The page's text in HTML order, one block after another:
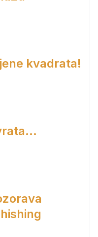
kvadrata!